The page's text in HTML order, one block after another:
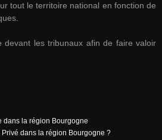
tout le territoire national en fonction de
devant les tribunaux afin de faire valoir
dans la région Bourgogne
dans la région Bourgogne ?